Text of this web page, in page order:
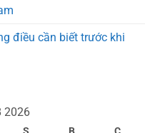
điều cần biết trước khi
2026